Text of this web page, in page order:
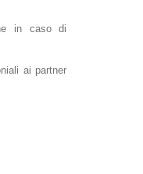
in caso di
ai partner